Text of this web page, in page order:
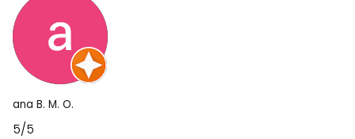
ana B. M. O.
5/5